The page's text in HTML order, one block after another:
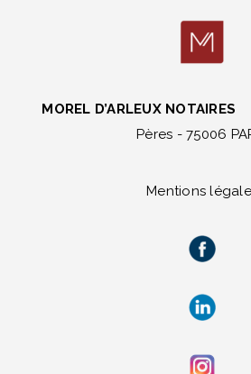
MOREL D’ARLEUX NOTAIRES
Pères - 75006
Mentions